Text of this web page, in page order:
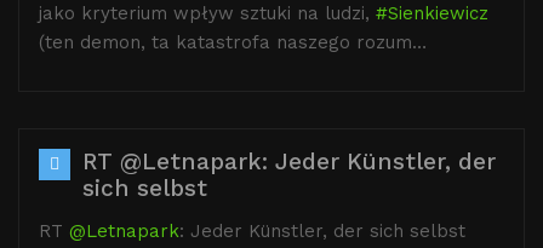
jako kryterium wpływ sztuki na ludzi, #Sienkiewicz
(ten demon, ta katastrofa naszego rozum…
RT @Letnapark: Jeder Künstler, der
sich selbst
RT @Letnapark: Jeder Künstler, der sich selbst